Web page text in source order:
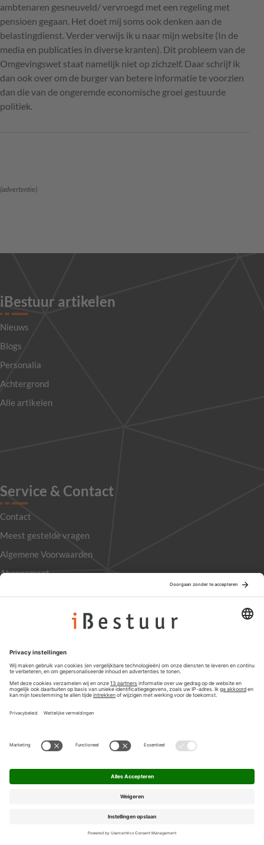
ambtenaren gesneuveld/ vervroegd met een regeling met
pensioen gegaan. Het doet mij soms ook denken aan de
belastingdienst. Verder verwijs ik u naar mijn website (In de
media en publicaties in diverse kranten). Dit probleem van de
Omgevingswet staat namelijk niet op zichzelf. Daar schrijf ik
dan ook over om de burger van betere informatie te voorzien
dan die van de ongeremde economische groei gestuurde
politiek.
(advertentie)
iBestuur artikelen
Nieuws
Blogs
Personalia
Achtergrond
Alle artikelen
Service & Contact
Contact
Meest gestelde vragen
Algemene Voorwaarden
Abonnement
Privacyinstellingen